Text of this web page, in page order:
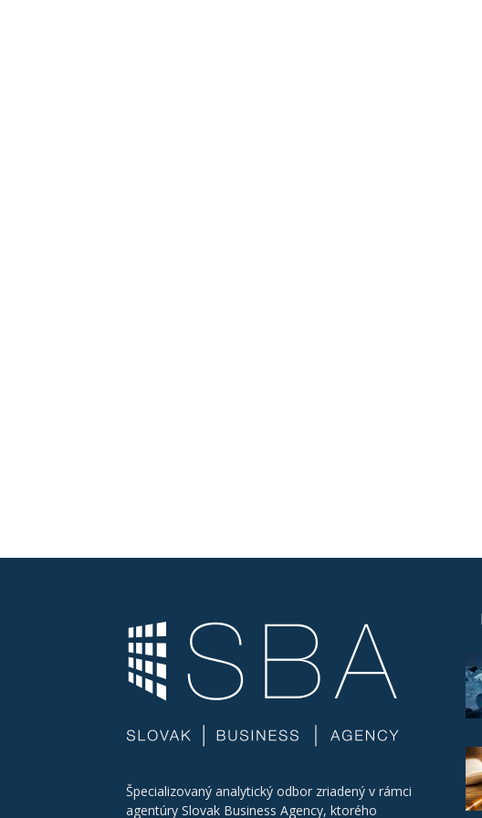
Špecializovaný analytický odbor zriadený v rámci
agentúry Slovak Business Agency, ktorého